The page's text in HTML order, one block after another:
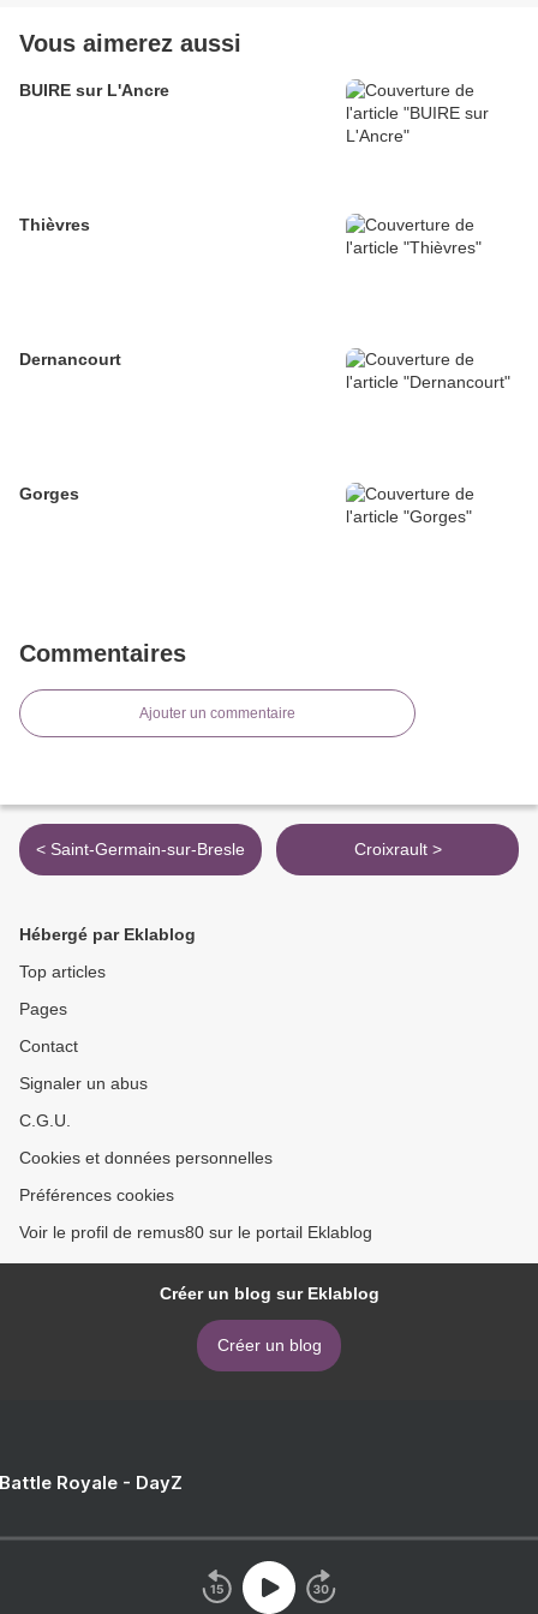
Vous aimerez aussi
BUIRE sur L'Ancre
Thièvres
Dernancourt
Gorges
Commentaires
Ajouter un commentaire
< Saint-Germain-sur-Bresle Croixrault >
Hébergé par Eklablog
Top articles
Pages
Contact
Signaler un abus
C.G.U.
Cookies et données personnelles
Préférences cookies
Voir le profil de remus80 sur le portail Eklablog
Créer un blog sur Eklablog
Créer un blog
Royale - DayZ